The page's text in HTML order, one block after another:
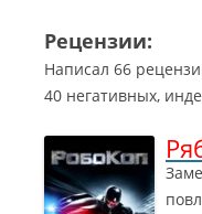
з
в
у
Х
ь
ю
л
л
ь
м
м
е
р
л
Рецензии:
Написал 66
40 негативных,